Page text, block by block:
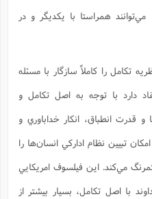
همراستا با يكديگر و در
تكامل را كاملاً سازگار با مسئله
دارد با توجه به اصل تكامل و
قدرت انطباق، انكار خداباوري و
تبيين نظام اداركي انسان‌ها را
مي‌كند. اين فيلسوف امريكايي
با اصل تكامل، بسيار بيشتر از